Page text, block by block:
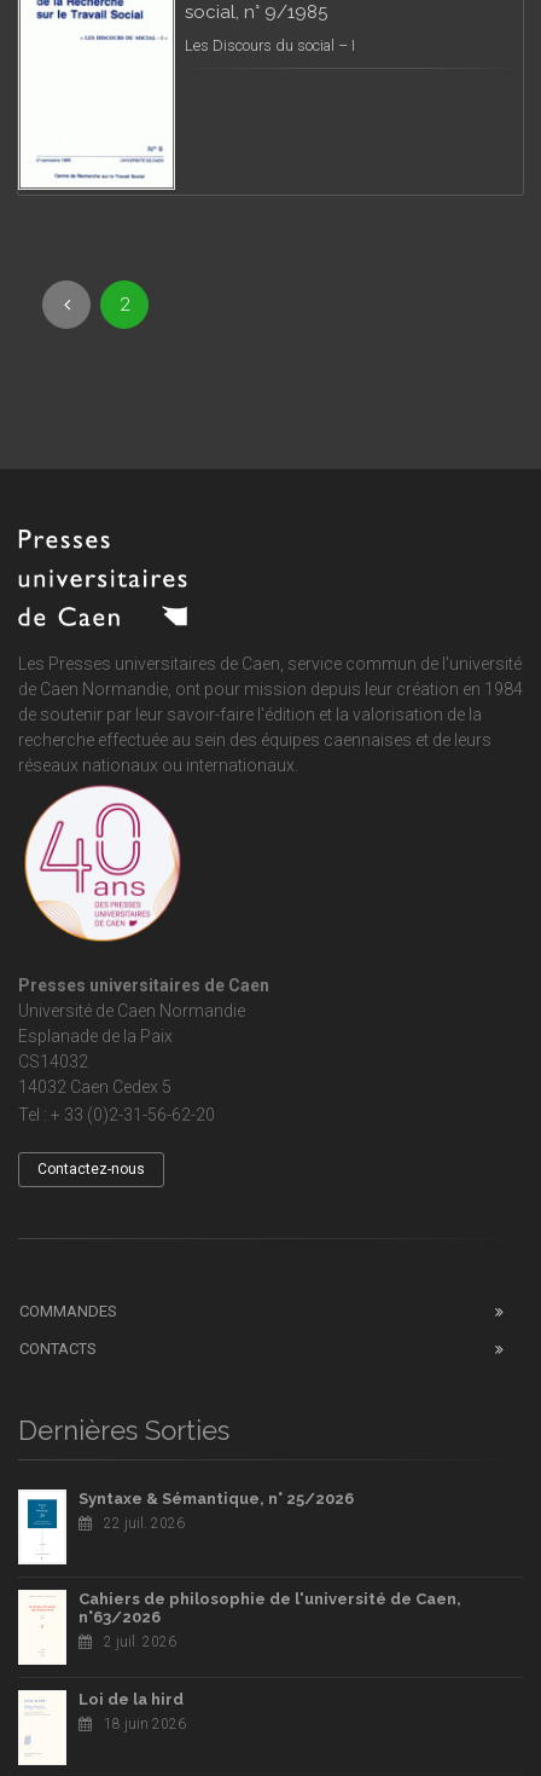
social, n° 9/1985
Les Discours du social – I
2
Les Presses universitaires de Caen, service commun de l'université
de Caen Normandie, ont pour mission depuis leur création en 1984
de soutenir par leur savoir-faire l'édition et la valorisation de la
recherche effectuée au sein des équipes caennaises et de leurs
réseaux nationaux ou internationaux.
Presses universitaires de Caen
Université de Caen Normandie
Esplanade de la Paix
CS14032
14032 Caen Cedex 5
Tel : + 33 (0)2-31-56-62-20
Contactez-nous
COMMANDES
CONTACTS
Dernières Sorties
Syntaxe & Sémantique, n° 25/2026
22 juil. 2026
Cahiers de philosophie de l'université de Caen,
n°63/2026
2 juil. 2026
Loi de la hird
18 juin 2026